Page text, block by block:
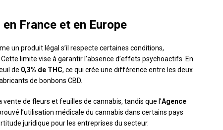
France et en Europe
un produit légal s’il respecte certaines conditions,
limite vise à garantir l’absence d’effets psychoactifs. En
de 0,3% de THC, ce qui crée une différence entre les deux
de bonbons CBD.
de fleurs et feuilles de cannabis, tandis que l’Agence
l’utilisation médicale du cannabis dans certains pays
juridique pour les entreprises du secteur.